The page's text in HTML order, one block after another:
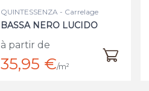
QUINTESSENZA - Carrelage
BASSA NERO LUCIDO
à partir de
35,95 €/m²